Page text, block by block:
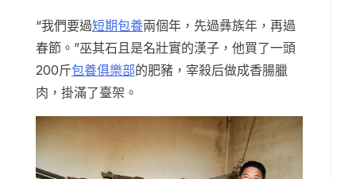
“我們要過短期包養兩個年，先過彝族年，再過
春節。”巫其石且是名壯實的漢子，他買了一頭
200斤包養俱樂部的肥豬，宰殺后做成香腸臘
肉，掛滿了臺架。